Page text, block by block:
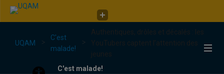
C'est malade!
UQAM
C'est
malade!
Authentiques, drôles et décalés : les
YouTubers captent l’attention des
jeunes
C'est malade!